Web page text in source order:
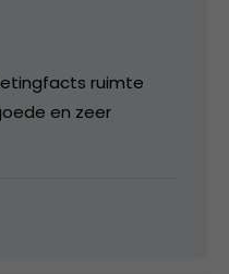
ruimte
en zeer